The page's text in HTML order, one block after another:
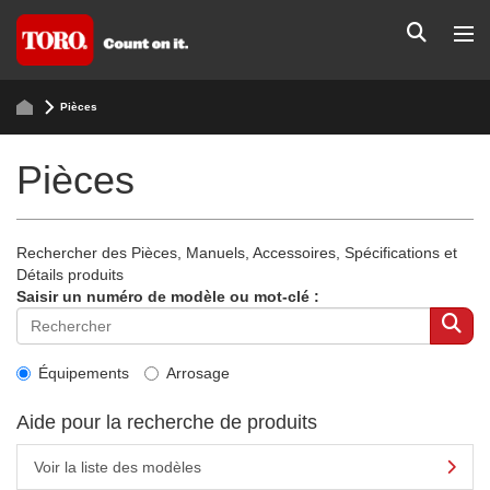
Pièces
Pièces
Rechercher des Pièces, Manuels, Accessoires, Spécifications et
Détails produits
Saisir un numéro de modèle ou mot-clé :
Équipements Arrosage
Aide pour la recherche de produits
Voir la liste des modèles